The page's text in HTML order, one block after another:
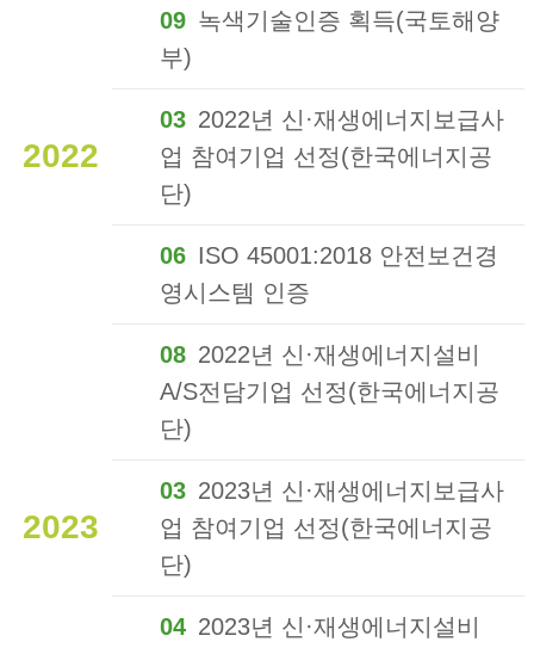
09 녹색기술인증 획득(국토해양
부)
2022
03 2022년 신·재생에너지보급사
업 참여기업 선정(한국에너지공
단)
06 ISO 45001:2018 안전보건경
영시스템 인증
08 2022년 신·재생에너지설비
A/S전담기업 선정(한국에너지공
단)
2023
03 2023년 신·재생에너지보급사
업 참여기업 선정(한국에너지공
단)
04 2023년 신·재생에너지설비